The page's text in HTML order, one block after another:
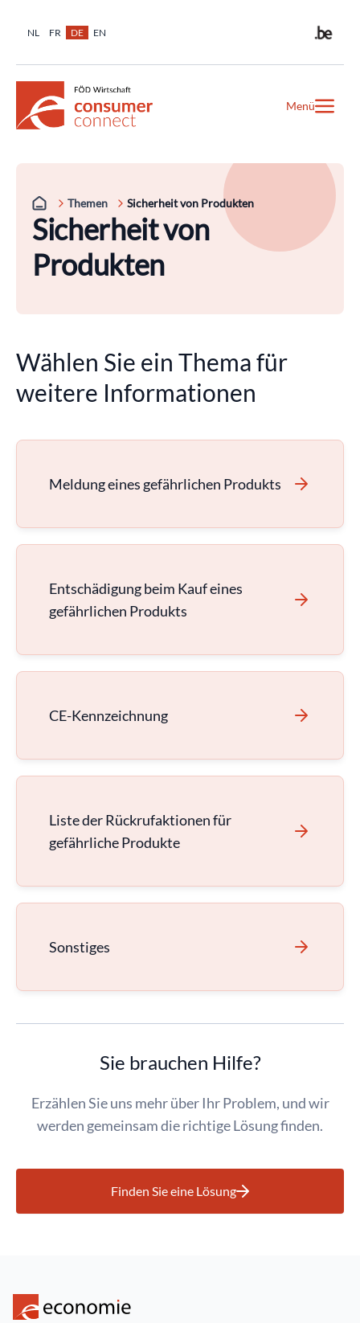
NL FR DE EN
Menü
Themen Sicherheit von Produkten
Sicherheit von
Produkten
Wählen Sie ein Thema für
weitere Informationen
Meldung eines gefährlichen Produkts
Entschädigung beim Kauf eines
gefährlichen Produkts
CE-Kennzeichnung
Liste der Rückrufaktionen für
gefährliche Produkte
Sonstiges
Sie brauchen Hilfe?
Erzählen Sie uns mehr über Ihr Problem, und wir
werden gemeinsam die richtige Lösung finden.
Finden Sie eine Lösung